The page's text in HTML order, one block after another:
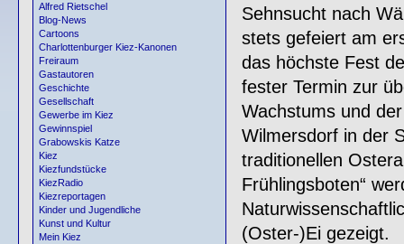
Alfred Rietschel
Blog-News
Cartoons
Charlottenburger Kiez-Kanonen
Freiraum
Gastautoren
Geschichte
Gesellschaft
Gewerbe im Kiez
Gewinnspiel
Grabowskis Katze
Kiez
Kiezfundstücke
KiezRadio
Kiezreportagen
Kinder und Jugendliche
Kunst und Kultur
Mein Kiez
Sehnsucht nach
stets gefeiert am
das höchste Fest
fester Termin zur
Wachstums und
Wilmersdorf in der
traditionellen
Frühlingsboten“
(Oster-)Ei gezeigt.